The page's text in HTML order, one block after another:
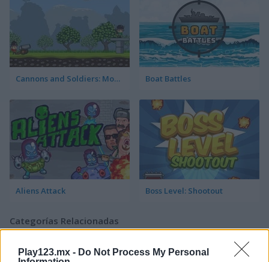
Play123.mx - Do Not Process My Personal
Cannons and Soldiers: Mountain Offense Boat Battles
Aliens Attack Boss Level: Shootout
Categorías Relacionadas
juegos de aviones